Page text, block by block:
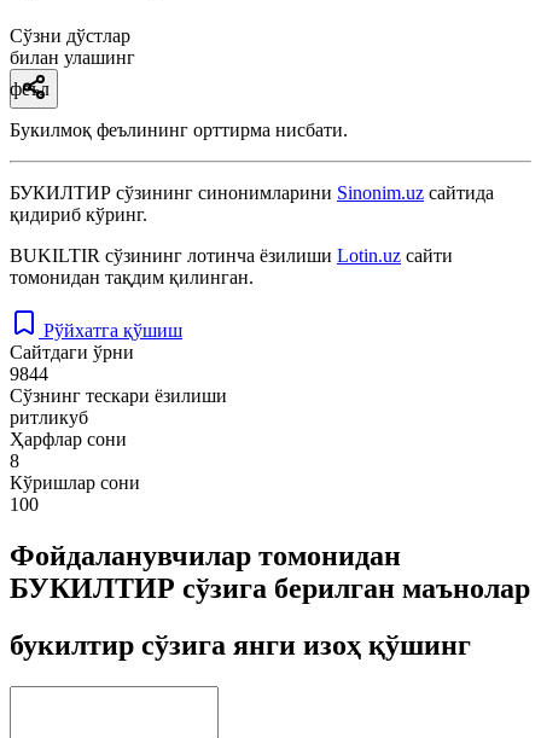
Сўзни дўстлар
билан улашинг
феъл
Букилмоқ феълининг орттирма нисбати.
БУКИЛТИР сўзининг синонимларини Sinonim.uz сайтида
қидириб кўринг.
BUKILTIR сўзининг лотинча ёзилиши Lotin.uz сайти
томонидан тақдим қилинган.
Рўйхатга қўшиш
Сайтдаги ўрни
9844
Сўзнинг тескари ёзилиши
ритликуб
Ҳарфлар сони
8
Кўришлар сони
100
Фойдаланувчилар томонидан
БУКИЛТИР сўзига берилган маънолар
букилтир сўзига янги изоҳ қўшинг